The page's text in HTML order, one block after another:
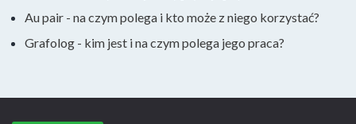
Au pair - na czym polega i kto może z niego korzystać?
Grafolog - kim jest i na czym polega jego praca?